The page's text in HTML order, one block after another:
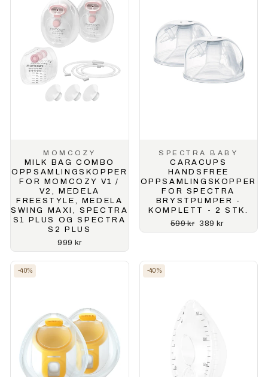
MOMCOZY
MILK BAG COMBO
OPPSAMLINGSKOPPER
FOR MOMCOZY V1 /
V2, MEDELA
FREESTYLE, MEDELA
SWING MAXI, SPECTRA
S1 PLUS OG SPECTRA
S2 PLUS
999 kr
SPECTRA BABY
CARACUPS
HANDSFREE
OPPSAMLINGSKOPPER
FOR SPECTRA
BRYSTPUMPER -
KOMPLETT - 2 STK.
Ordinærpris
599 kr Salgspris
389 kr
-40% -40%